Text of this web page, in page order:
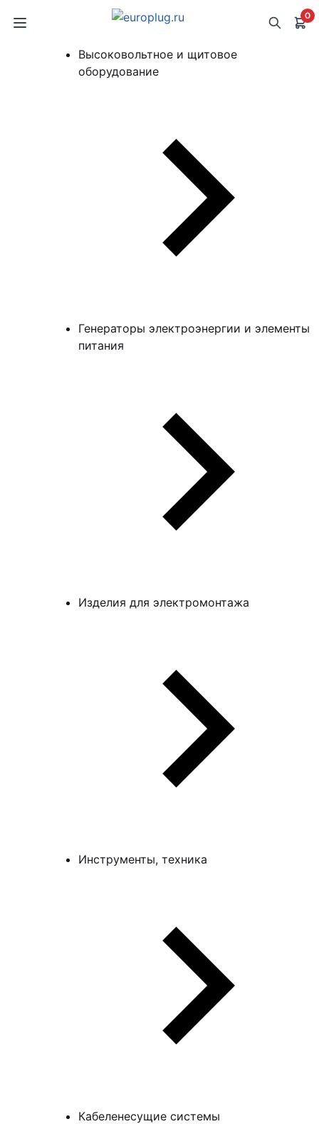
0
Высоковольтное и щитовое
оборудование
Генераторы электроэнергии и элементы
питания
Изделия для электромонтажа
Инструменты, техника
Кабеленесущие системы